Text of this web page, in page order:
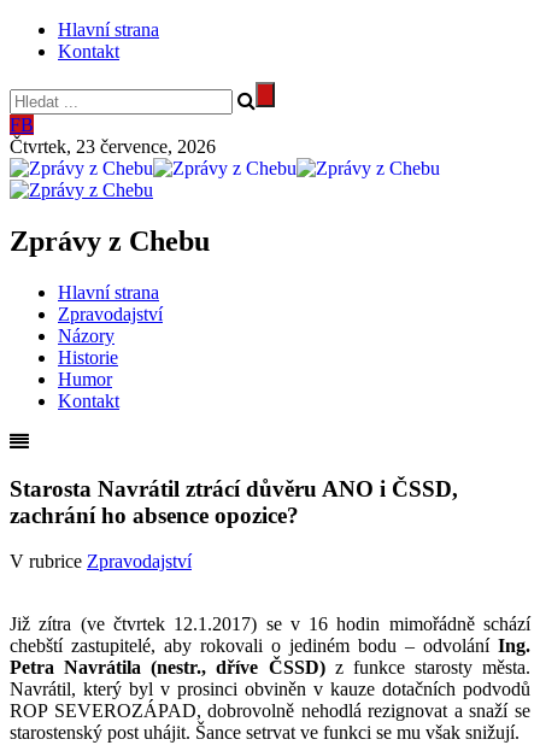
Hlavní strana
Kontakt
FB
Čtvrtek, 23 července, 2026
Zprávy z Chebu
Hlavní strana
Zpravodajství
Názory
Historie
Humor
Kontakt
Starosta Navrátil ztrácí důvěru ANO i ČSSD,
zachrání ho absence opozice?
V rubrice Zpravodajství
Již zítra (ve čtvrtek 12.1.2017) se v 16 hodin mimořádně schází
chebští zastupitelé, aby rokovali o jediném bodu – odvolání Ing.
Petra Navrátila (nestr., dříve ČSSD)z funkce starosty města.
Navrátil, který byl v prosinci obviněn v kauze dotačních podvodů
ROP SEVEROZÁPAD, dobrovolně nehodlá rezignovat a snaží se
starostenský post uhájit. Šance setrvat ve funkci se mu však snižují.